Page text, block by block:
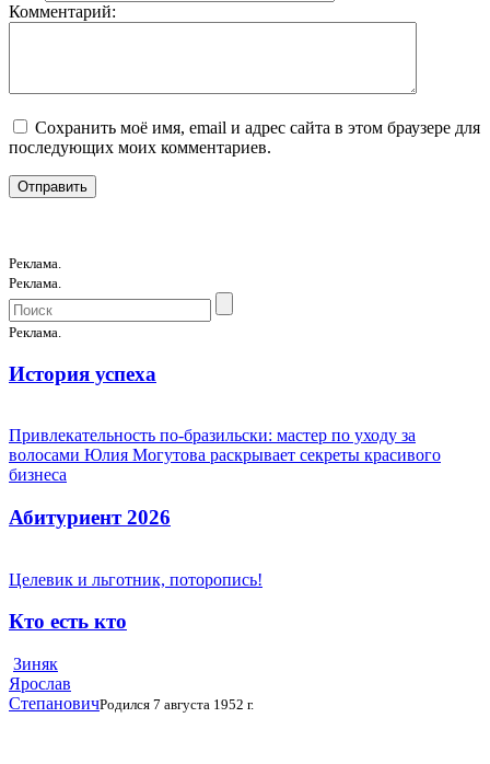
Комментарий:
Сохранить моё имя, email и адрес сайта в этом браузере для
последующих моих комментариев.
Реклама.
Реклама.
Реклама.
История успеха
Привлекательность по-бразильски: мастер по уходу за
волосами Юлия Могутова раскрывает секреты красивого
бизнеса
Абитуриент 2026
Целевик и льготник, поторопись!
Кто есть кто
Зиняк
Ярослав
СтепановичРодился 7 августа 1952 г.